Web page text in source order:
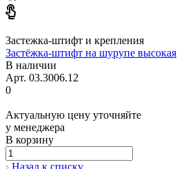
Застежка-штифт и крепления
Застёжка-штифт на шурупе высокая
В наличии
Арт. 03.3006.12
0
Актуальную цену уточняйте
у менеджера
В корзину
Назад к списку